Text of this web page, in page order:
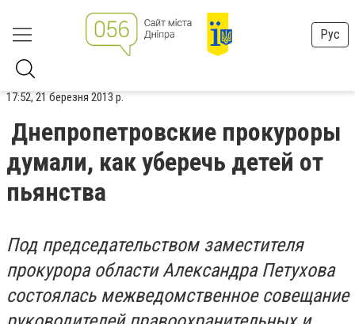
Рус
17:52, 21 березня 2013 р.
Днепропетровские прокуроры
думали, как уберечь детей от
пьянства
Под председательством заместителя
прокурора области Александра Петухова
состоялась межведомственное совещание